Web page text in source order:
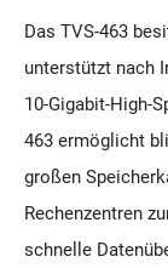
Das TVS-463
unterstützt nach
10-Gigabit-High-
463 ermöglicht
großen
Rechenzentren
schnelle